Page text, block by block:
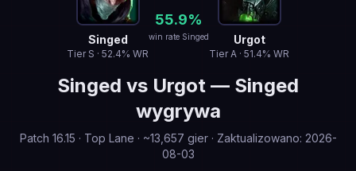
Singed
Tier S · 52.4% WR
55.9%
win rate Singed Urgot
TierA · 51.4% WR
Singed vs Urgot — Singed
wygrywa
Patch 16.15 · Top Lane · ~13,657 gier· Zaktualizowano: 2026-
08-03